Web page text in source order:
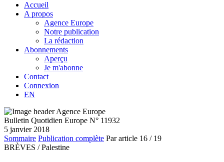
Accueil
A propos
Agence Europe
Notre publication
La rédaction
Abonnements
Aperçu
Je m'abonne
Contact
Connexion
EN
Bulletin Quotidien Europe N° 11932
5 janvier 2018
Sommaire Publication complète Par article 16 / 19
BRÈVES / Palestine